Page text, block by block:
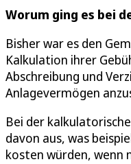
Worum ging es bei
Bisher war es den
Kalkulation ihrer
Abschreibung und
Anlagevermögen
Bei der
davon aus, was
kosten würden, wenn